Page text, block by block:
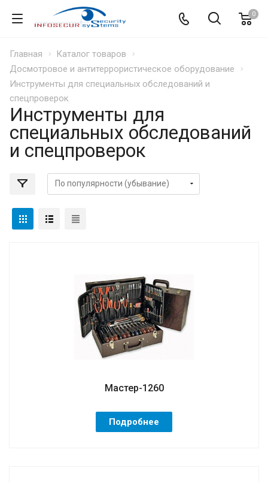
0
Главная
Каталог товаров
Досмотровое и антитеррористическое оборудование
Инструменты для специальных обследований и
спецпроверок
Инструменты для
специальных обследований
и спецпроверок
Мастер-1260
Подробнее